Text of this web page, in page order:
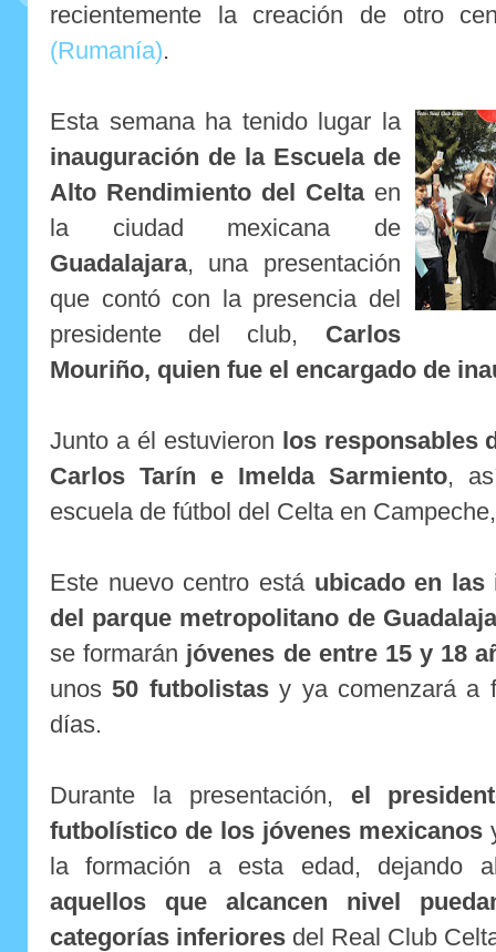
recientemente la creación de otro
(Rumanía).
Esta semana ha tenido lugar la
inauguración de la Escuela de
Alto Rendimiento del Celtaen
la ciudad mexicana de
Guadalajara, una presentación
que contó con la presencia del
presidente del club, Carlos
Mouriño, quien fue el encargado de
Junto a él estuvieron
los responsables
Carlos Tarín e Imelda Sarmiento,
escuela de fútbol del Celta en
Este nuevo centro está ubicado en las
del parque metropolitano de
se formarán jóvenes de entre 15 y 18
unos50 futbolistasy ya comenzará a
días.
Durante la presentación, el
futbolístico de los jóvenes mexicanos
la formación a esta edad, dejando
aquellos que alcancen nivel
categorías inferiores del Real Club